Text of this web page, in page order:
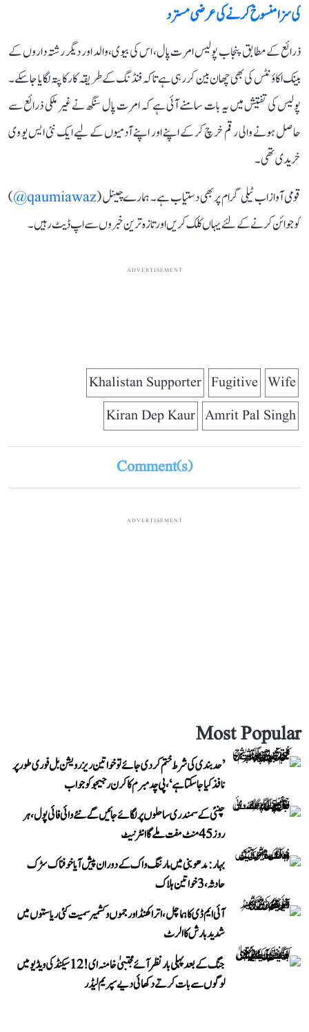
کی سزا منسوخ کرنے کی عرضی مسترد
ذرائع کے مطابق پنجاب پولیس امرت پال، اس کی بیوی، والد اور دیگر رشتہ داروں کے
بینک اکاؤنٹس کی بھی چھان بین کر رہی ہے تاکہ فنڈنگ ​​کے طریقہ کار کا پتہ لگایا جا سکے۔
پولیس کی تفتیش میں یہ بات سامنے آئی ہے کہ امرت پال سنگھ نے غیر ملکی ذرائع سے
حاصل ہونے والی رقم خرچ کر کے اپنے اور اپنے آدمیوں کے لیے ایک نئی ایس یو وی
خریدی تھی۔
قومی آواز اب ٹیلی گرام پر بھی دستیاب ہے۔ ہمارے چینل (qaumiawaz@
)
کو جوائن کرنے کے لئے یہاں کلک کریں اور تازہ ترین خبروں سے اپ ڈیٹ رہیں۔
ADVERTISEMENT
Wife
Fugitive
Khalistan Supporter
Amrit Pal Singh
Kiran Dep Kaur
Comment(s)
ADVERTISEMENT
Most Popular
’حد بندی کی شرط ختم کر دی جائے تو خواتین ریزرویشن بل فوری طور پر
نافذ کیا جا سکتا ہے‘، پی چدمبرم کا کرن رجیجو کو جواب
چنئی کے سمندری ساحلوں پر لگائے جائیں گے نئے وائی فائی پول، ہر
روز 45 منٹ مفت ملے گا انٹرنیٹ
بہار: مدھوبنی میں مارننگ واک کے دوران پیش آیا خوفناک سڑک
حادثہ، 3 خواتین ہلاک
آئی ایم ڈی کا ہماچل، اتراکھنڈ اور جموں و کشمیر سمیت کئی ریاستوں میں
شدید بارش کا الرٹ
جنگ کے بعد پہلی بار نظر آئے مجتبیٰ خامنہ ای! 12 سیکنڈ کی ویڈیو میں
لوگوں سے بات کرتے دکھائی دیے سپریم لیڈر